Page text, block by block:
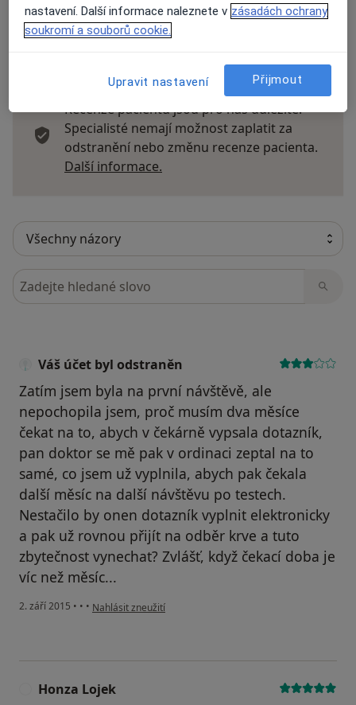
Recenze pacientů jsou pro nás důležité.
Specialisté nemají možnost zaplatit za
odstranění nebo změnu recenze pacienta.
Další informace.
Hledejte v názorech
Váš účet byl odstraněn
Zatím jsem byla na první návštěvě, ale
nepochopila jsem, proč musím dva měsíce
čekat na to, abych v čekárně vypsala dotazník,
pan doktor se mě pak v ordinaci zeptal na to
samé, co jsem už vyplnila, abych pak čekala
další měsíc na další návštěvu po testech.
Nestačilo by onen dotazník vyplnit elektronicky
a pak už rovnou přijít na odběr krve a tuto
zbytečnost vynechat? Zvlášť, když čekací doba je
víc než měsíc...
2. září 2015 • • • podle názoru uživatele Váš účet byl odstraněn
Nahlásit zneužití
Honza Lojek
nastavení. Další informace naleznete v zásadách ochrany
soukromí a souborů cookie.
Upravit nastavení Přijmout